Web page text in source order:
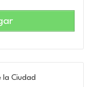
la Ciudad